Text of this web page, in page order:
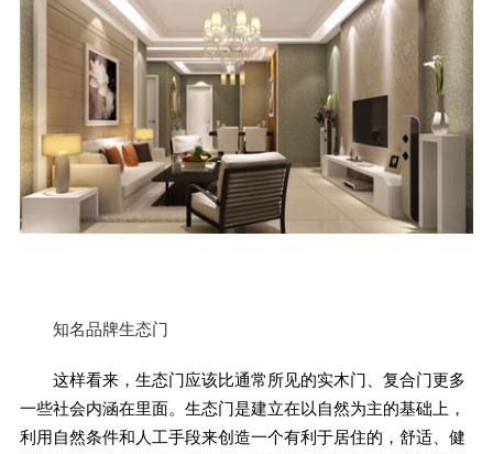
知名品牌生态门
这样看来，生态门应该比通常所见的实木门、复合门更多
一些社会内涵在里面。生态门是建立在以自然为主的基础上，
利用自然条件和人工手段来创造一个有利于居住的，舒适、健